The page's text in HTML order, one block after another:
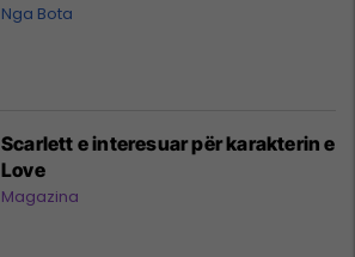
Nga Bota
Scarlett e interesuar për karakterin e
Love
Magazina